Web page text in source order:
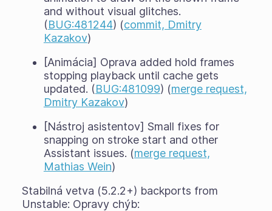
and without visual glitches.
(BUG:481244) (commit, Dmitry
Kazakov)
[Animácia] Oprava added hold frames
stopping playback until cache gets
updated. (BUG:481099) (merge request,
Dmitry Kazakov)
[Nástroj asistentov] Small fixes for
snapping on stroke start and other
Assistant issues. (merge request,
Mathias Wein)
Stabilná vetva (5.2.2+) backports from
Unstable: Opravy chýb: